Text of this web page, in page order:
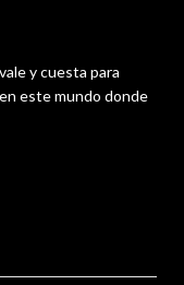
y cuesta para
este mundo donde